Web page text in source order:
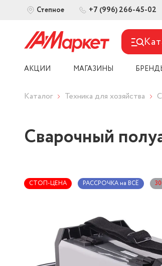
Степное +7 (996) 266-45-02
АКЦИИ МАГАЗИНЫ
Каталог Техника для хозяйства
Сварочный
СТОП-ЦЕНА РАССРОЧКА на ВСЁ